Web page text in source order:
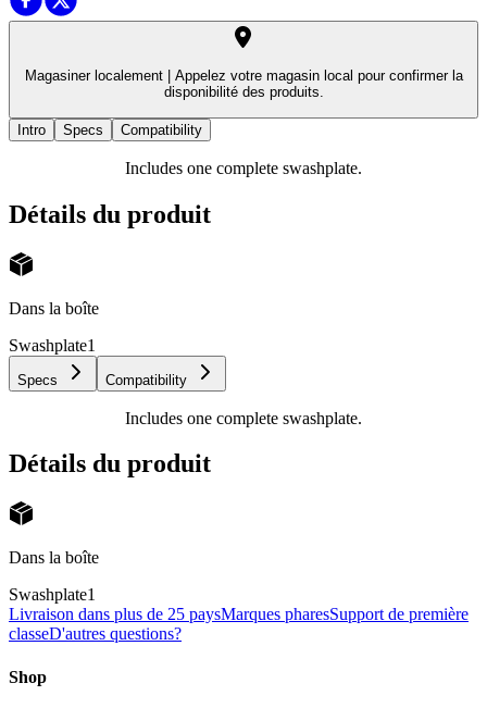
Magasiner localement |
Appelez votre magasin local pour confirmer la
disponibilité des produits.
Intro Specs Compatibility
Includes one complete swashplate.
Détails du produit
Dans la boîte
Swashplate1
Specs Compatibility
Includes one complete swashplate.
Détails du produit
Dans la boîte
Swashplate1
Livraison dans plus de 25 paysMarques pharesSupport de première
classeD'autres questions?
Shop